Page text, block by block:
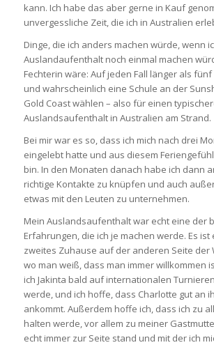
kann. Ich habe das aber gerne in Kauf
unvergessliche Zeit, die ich in Australien
Dinge, die ich anders machen würde, wenn
Auslandaufenthalt noch einmal machen
Fechterin wäre: Auf jeden Fall länger als
und wahrscheinlich eine Schule an der
Gold Coast wählen – also für einen
Auslandsaufenthalt in Australien am Strand.
Bei mir war es so, dass ich mich nach drei
eingelebt hatte und aus diesem
bin. In den Monaten danach habe ich dann
richtige Kontakte zu knüpfen und auch
etwas mit den Leuten zu unternehmen.
Mein Auslandsaufenthalt war echt eine der
Erfahrungen, die ich je machen werde. Es ist
zweites Zuhause auf der anderen Seite der
wo man weiß, dass man immer willkommen
ich Jakinta bald auf internationalen
werde, und ich hoffe, dass Charlotte gut an
ankommt. Außerdem hoffe ich, dass ich zu
halten werde, vor allem zu meiner
echt immer zur Seite stand und mit der ich